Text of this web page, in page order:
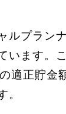
ルプラン
います。
適正貯金
。